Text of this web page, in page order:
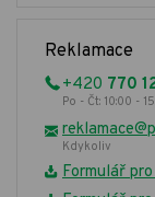
Reklamace
+420 770
Po - Čt: 10:00 -
Kdykoliv
Formulář